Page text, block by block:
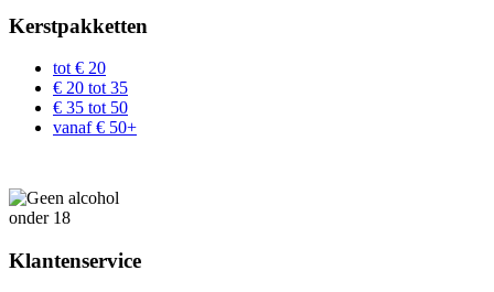
Kerstpakketten
tot € 20
€ 20 tot 35
€ 35 tot 50
vanaf € 50+
Klantenservice